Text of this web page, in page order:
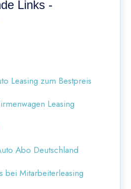
Links -
Leasing zum Bestpreis
Leasing
Abo Deutschland
bei Mitarbeiterleasing